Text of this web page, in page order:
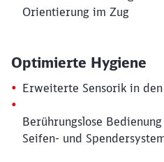
Orientierung im Zug
Optimierte Hygiene
Erweiterte Sensorik in
Berührungslose
Seifen- und